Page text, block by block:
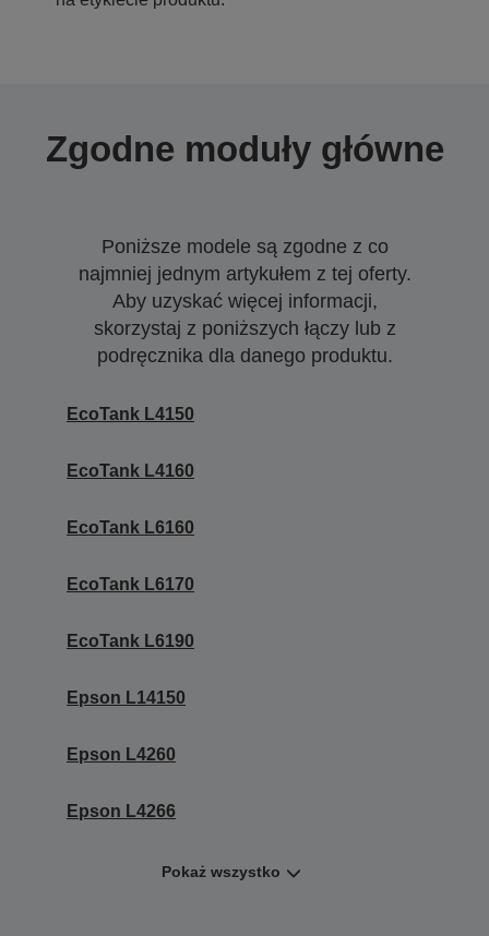
Zgodne moduły główne
Poniższe modele są zgodne z co
najmniej jednym artykułem z tej oferty.
Aby uzyskać więcej informacji,
skorzystaj z poniższych łączy lub z
podręcznika dla danego produktu.
EcoTank L4150
EcoTank L4160
EcoTank L6160
EcoTank L6170
EcoTank L6190
Epson L14150
Epson L4260
Epson L4266
Pokaż wszystko